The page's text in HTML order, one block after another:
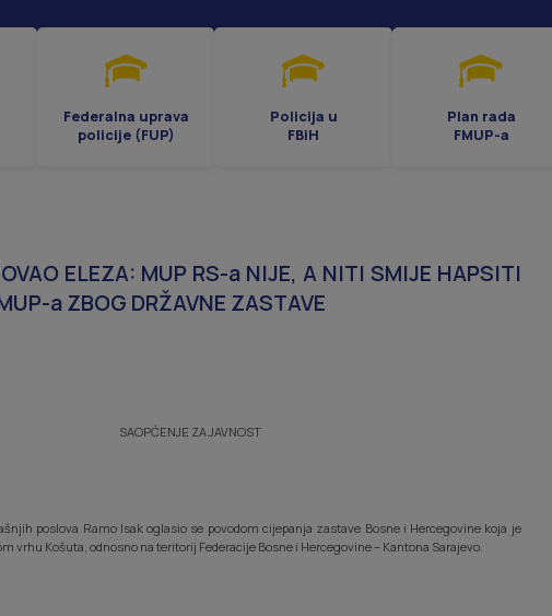
Federalna uprava
policije (FUP)
Policija u
FBiH
Plan rada
FMUP-a
ELEZA: MUP RS-a NIJE, A NITI SMIJE HAPSITI
a ZBOG DRŽAVNE ZASTAVE
SAOPĆENJE ZA JAVNOST
poslova Ramo Isak oglasio se povodom cijepanja zastave Bosne i Hercegovine koja je
vrhu Košuta, odnosno na teritorij Federacije Bosne i Hercegovine – Kantona Sarajevo.